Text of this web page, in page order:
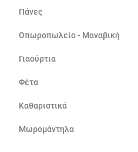
Πάνες
Οπωροπωλείο - Μαναβική
Γιαούρτια
Φέτα
Καθαριστικά
Μωρομάντηλα